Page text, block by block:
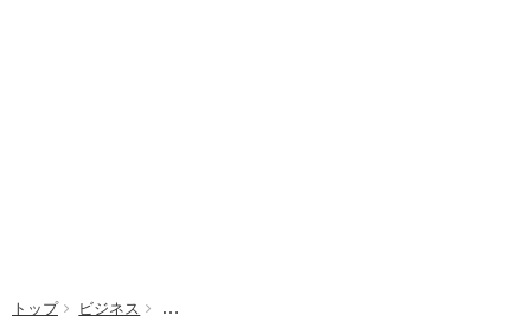
トップ ビジネス 宿泊業の売上高 11カ月連続で増加 総務省調査 7